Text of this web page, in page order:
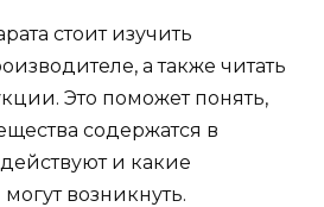
стоит изучить
а также читать
Это поможет понять,
содержатся в
и какие
возникнуть.